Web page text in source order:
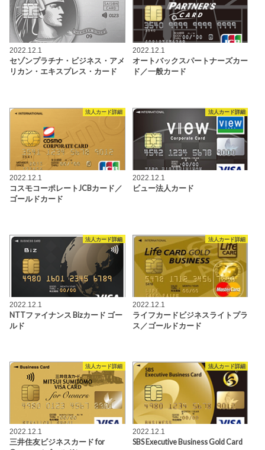
2022.12.1
セゾンプラチナ・ビジネス・アメ
リカン・エキスプレス・カード
2022.12.1
オートバックスパートナーズカー
ド／一般カード
法人カード詳細
2022.12.1
コスモコーポレートJCBカード／
ゴールドカード
法人カード詳細
2022.12.1
ビュー法人カード
法人カード詳細
2022.12.1
NTTファイナンス Bizカード ゴー
ルド
法人カード詳細
2022.12.1
ライフカードビジネスライトプラ
ス／ゴールドカード
法人カード詳細
2022.12.1
三井住友ビジネスカード for
法人カード詳細
2022.12.1
SBS Executive Business Gold Card